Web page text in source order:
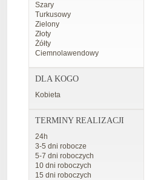
Szary
Turkusowy
Zielony
Złoty
Żółty
Ciemnolawendowy
DLA KOGO
Kobieta
TERMINY REALIZACJI
24h
3-5 dni robocze
5-7 dni roboczych
10 dni roboczych
15 dni roboczych